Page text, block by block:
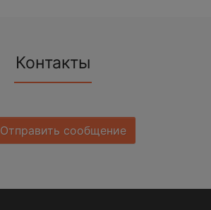
Контакты
Отправить сообщение